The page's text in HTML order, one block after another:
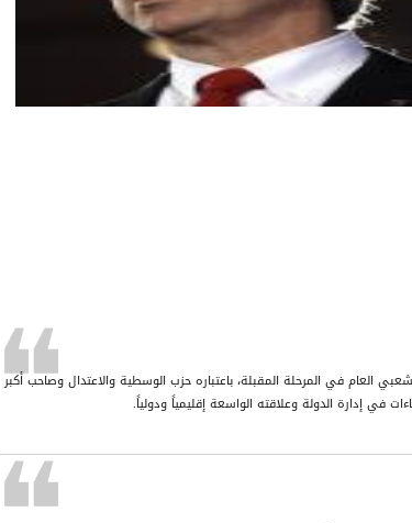
العام في المرحلة المقبلة، باعتباره حزب الوسطية والاعتدال وصاحب أكبر
في إدارة الدولة وعلاقته الواسعة إقليمياً ودولياً.